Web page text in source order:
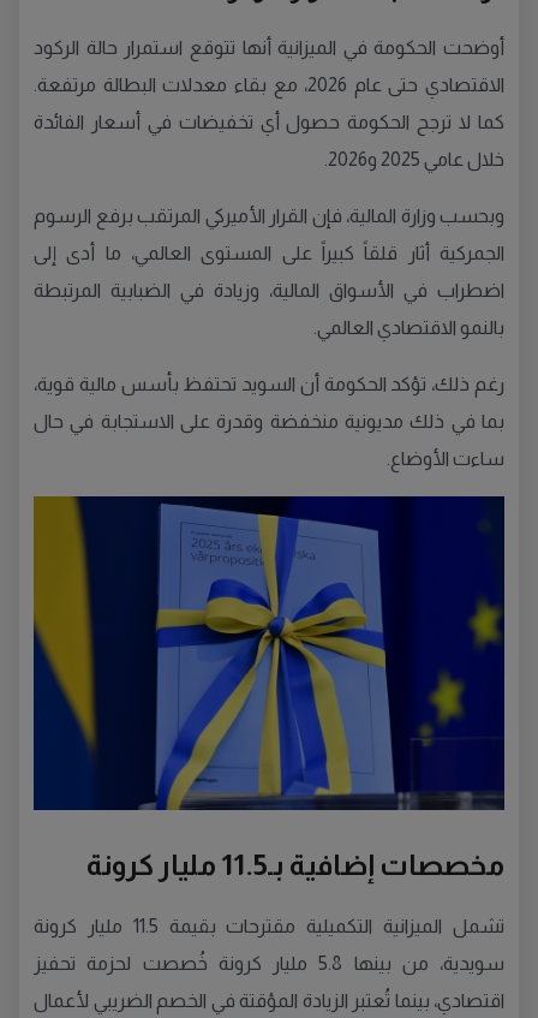
أوضحت الحكومة في الميزانية أنها تتوقع استمرار حالة الركود
الاقتصادي حتى عام 2026، مع بقاء معدلات البطالة مرتفعة.
كما لا ترجح الحكومة حصول أي تخفيضات في أسعار الفائدة
خلال عامي 2025 و2026.
وبحسب وزارة المالية، فإن القرار الأميركي المرتقب برفع الرسوم
الجمركية أثار قلقاً كبيراً على المستوى العالمي، ما أدى إلى
اضطراب في الأسواق المالية، وزيادة في الضبابية المرتبطة
بالنمو الاقتصادي العالمي.
رغم ذلك، تؤكد الحكومة أن السويد تحتفظ بأسس مالية قوية،
بما في ذلك مديونية منخفضة وقدرة على الاستجابة في حال
ساءت الأوضاع.
مخصصات إضافية بـ11.5 مليار كرونة
تشمل الميزانية التكميلية مقترحات بقيمة 11.5 مليار كرونة
سويدية، من بينها 5.8 مليار كرونة خُصصت لحزمة تحفيز
اقتصادي، بينما تُعتبر الزيادة المؤقتة في الخصم الضريبي لأعمال